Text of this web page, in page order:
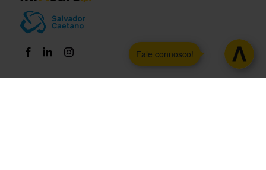
Fale connosco!